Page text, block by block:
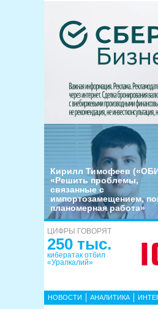
Кирилл Тимофеев
«Решить проблемы,
связанные с
импортозамещением,
планомерная работа»
ЦИФРЫ ГОВОРЯТ
250 тыс.
кибератак отбил
«Уралкалий»
НОВОСТИ АНАЛИТИКА